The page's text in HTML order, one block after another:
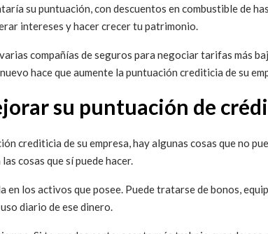
su puntuación, con descuentos en combustible de
intereses y hacer crecer tu patrimonio.
compañías de seguros para negociar tarifas más
hace que aumente la puntuación crediticia de su
su puntuación de
crediticia de su empresa, hay algunas cosas que no
cosas que sí puede hacer.
en los activos que posee. Puede tratarse de bonos,
diario de ese dinero.